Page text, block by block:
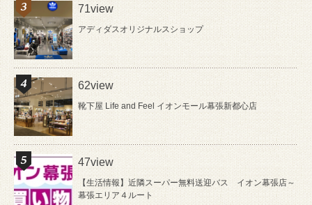
71view
アディダスオリジナルスショップ
62view
靴下屋 Life and Feel イオンモール幕張新都心店
47view
【生活情報】近隣スーパー無料送迎バス イオン幕張店～
幕張エリア４ルート